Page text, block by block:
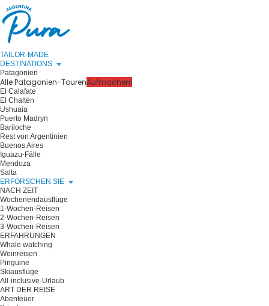
TAILOR-MADE
DESTINATIONS
Patagonien
Alle Patagonien-TourenAufmachen!
El Calafate
El Chaltén
Ushuaia
Puerto Madryn
Bariloche
Rest von Argentinien
Buenos Aires
Iguazu-Fälle
Mendoza
Salta
ERFORSCHEN SIE
NACH ZEIT
Wochenendausflüge
1-Wochen-Reisen
2-Wochen-Reisen
3-Wochen-Reisen
ERFAHRUNGEN
Whale watching
Weinreisen
Pinguine
Skiausflüge
All-inclusive-Urlaub
ART DER REISE
Abenteuer